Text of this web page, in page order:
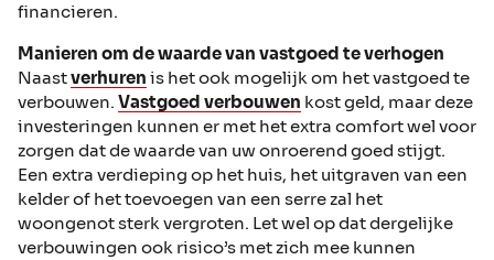
financieren.
Manieren om de waarde van vastgoed te verhogen
Naastverhuren is het ook mogelijk om het vastgoed te
verbouwen. Vastgoed verbouwen kost geld, maar deze
investeringen kunnen er met het extra comfort wel voor
zorgen dat de waarde van uw onroerend goed stijgt.
Een extra verdieping op het huis, het uitgraven van een
kelder of het toevoegen van een serre zal het
woongenot sterk vergroten. Let wel op dat dergelijke
verbouwingen ook risico’s met zich mee kunnen